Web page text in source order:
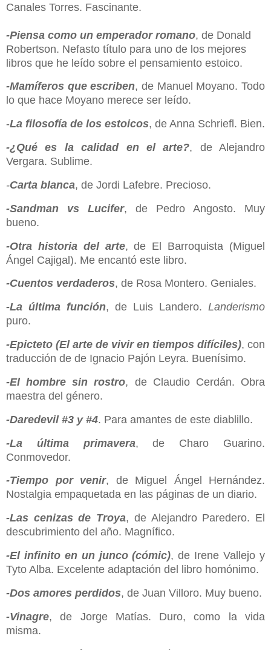
Canales Torres. Fascinante.
-Piensa como un emperador romano, de Donald
Robertson. Nefasto título para uno de los mejores
libros que he leído sobre el pensamiento estoico.
-Mamíferos que escriben, de Manuel Moyano. Todo
lo que hace Moyano merece ser leído.
-La filosofía de los estoicos, de Anna Schriefl. Bien.
-¿Qué es la calidad en el arte?, de Alejandro
Vergara. Sublime.
-Carta blanca, de Jordi Lafebre. Precioso.
-Sandman vs Lucifer, de Pedro Angosto. Muy
bueno.
-Otra historia del arte, de El Barroquista (Miguel
Ángel Cajigal). Me encantó este libro.
-Cuentos verdaderos, de Rosa Montero. Geniales.
-La última función, de Luis Landero. Landerismo
puro.
-Epicteto (El arte de vivir en tiempos difíciles), con
traducción de de Ignacio Pajón Leyra. Buenísimo.
-El hombre sin rostro, de Claudio Cerdán. Obra
maestra del género.
-Daredevil #3 y #4. Para amantes de este diablillo.
-La última primavera, de Charo Guarino.
Conmovedor.
-Tiempo por venir, de Miguel Ángel Hernández.
Nostalgia empaquetada en las páginas de un diario.
-Las cenizas de Troya, de Alejandro Paredero. El
descubrimiento del año. Magnífico.
-El infinito en un junco (cómic), de Irene Vallejo y
Tyto Alba. Excelente adaptación del libro homónimo.
-Dos amores perdidos, de Juan Villoro. Muy bueno.
-Vinagre, de Jorge Matías. Duro, como la vida
misma.